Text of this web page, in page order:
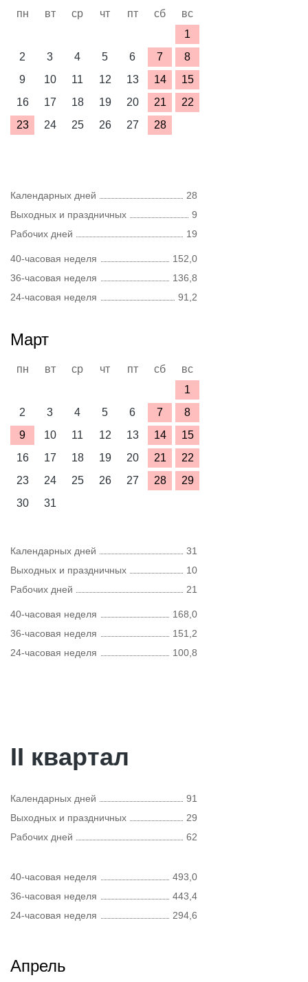
пн вт ср чт пт сб
вс
1
2
3 4 5 6 7
8
9
10 11 12 13 14
15
16
17 18 19 20 21
22
23
24 25 26 27 28
Календарных дней
28
Выходных и праздничных
9
Рабочих дней
19
40-часовая неделя
152,0
36-часовая неделя
136,8
24-часовая неделя
91,2
Март
пн вт ср чт пт сб
вс
1
2
3 4 5 6 7
8
9
10 11 12 13 14
15
16
17 18 19 20 21
22
23
24 25 26 27 28
29
30
31
Календарных дней
31
Выходных и праздничных
10
Рабочих дней
21
40-часовая неделя
168,0
36-часовая неделя
151,2
24-часовая неделя
100,8
II квартал
Календарных дней
91
Выходных и праздничных
29
Рабочих дней
62
40-часовая неделя
493,0
36-часовая неделя
443,4
24-часовая неделя
294,6
Апрель